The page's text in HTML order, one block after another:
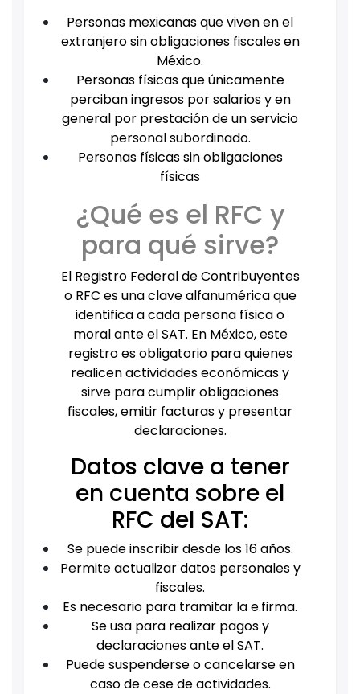
Personas mexicanas que viven en el
extranjero sin obligaciones fiscales en
México.
Personas físicas que únicamente
perciban ingresos por salarios y en
general por prestación de un servicio
personal subordinado.
Personas físicas sin obligaciones
físicas
¿Qué es el RFC y
para qué sirve?
El Registro Federal de Contribuyentes
o RFC es una clave alfanumérica que
identifica a cada persona física o
moral ante el SAT. En México, este
registro es obligatorio para quienes
realicen actividades económicas y
sirve para cumplir obligaciones
fiscales, emitir facturas y presentar
declaraciones.
Datos clave a tener
en cuenta sobre el
RFC del SAT:
Se puede inscribir desde los 16 años.
Permite actualizar datos personales y
fiscales.
Es necesario para tramitar la e.firma.
Se usa para realizar pagos y
declaraciones ante el SAT.
Puede suspenderse o cancelarse en
caso de cese de actividades.